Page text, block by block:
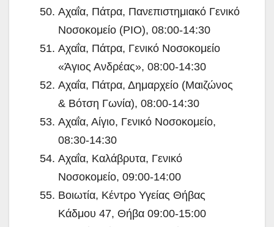
Αχαΐα, Πάτρα, Πανεπιστημιακό Γενικό
Νοσοκομείο (ΡΙΟ), 08:00-14:30
Αχαΐα, Πάτρα, Γενικό Νοσοκομείο
«Άγιος Ανδρέας», 08:00-14:30
Αχαΐα, Πάτρα, Δημαρχείο (Μαιζώνος
& Βότση Γωνία), 08:00-14:30
Αχαΐα, Αίγιο, Γενικό Νοσοκομείο,
08:30-14:30
Αχαΐα, Καλάβρυτα, Γενικό
Νοσοκομείο, 09:00-14:00
Βοιωτία, Κέντρο Υγείας Θήβας
Κάδμου 47, Θήβα 09:00-15:00